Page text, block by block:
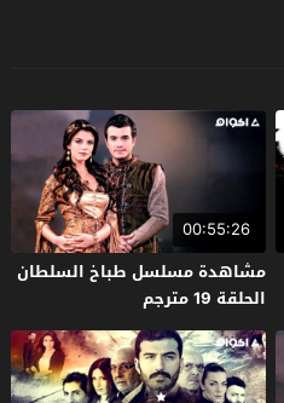
00:55:26
مشاهدة مسلسل طباخ السلطان
الحلقة 19 مترجم